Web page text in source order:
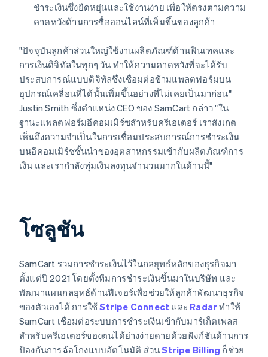
ชำระเงินซึ่งยืดหยุ่นและใช้งานง่าย เพื่อให้ตรงตามความ
คาดหวังด้านการซื้อออนไลน์ที่เพิ่มขึ้นของลูกค้า
"ปัจจุบันลูกค้าส่วนใหญ่ใช้งานผลิตภัณฑ์ด้านฟินเทคและ
การเงินดิจิทัลในทุกๆ วัน ทำให้ความคาดหวังที่จะได้รับ
ประสบการณ์แบบดิจิทัลซึ่งเชื่อมต่อข้ามแพลตฟอร์มบน
อุปกรณ์เคลื่อนที่ได้นั้นเพิ่มขึ้นอย่างที่ไม่เคยเป็นมาก่อน"
Justin Smith ซึ่งตำแหน่ง CEO ของ SamCart กล่าว "ใน
ฐานะแพลตฟอร์มอีคอมเมิร์ซสำหรับครีเอเตอร์ เราสังเกต
เห็นถึงความจำเป็นในการเชื่อมประสบการณ์การชำระเงิน
บนอีคอมเมิร์ซชั้นนำของอุตสาหกรรมเข้ากับผลิตภัณฑ์การ
เงิน และเรากำลังทุ่มเงินลงทุนจำนวนมากในด้านนี้"
โซลูชัน
SamCart รวมการชำระเงินไว้ในกลยุทธ์หลักของธุรกิจมา
ตั้งแต่ปี 2021 โดยตั้งทีมการชำระเงินขึ้นมาในบริษัท และ
พัฒนาแผนกลยุทธ์ด้านฟีเจอร์เพื่อช่วยให้ลูกค้าพัฒนาธุรกิจ
ของตัวเองได้ การใช้Stripe Connect และ Radar ทำให้
SamCart เชื่อมต่อระบบการชำระเงินเข้ากับมาร์เก็ตเพลส
สำหรับครีเอเตอร์ของตนได้ย่างง่ายดายด้วยฟังก์ชันด้านการ
ป้องกันการฉ้อโกงแบบอัตโนมัติ ส่วนStripe Billing ก็ช่วย